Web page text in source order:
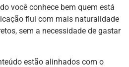
você conhece bem quem está
flui com mais naturalidade
sem a necessidade de gastar
estão alinhados com o